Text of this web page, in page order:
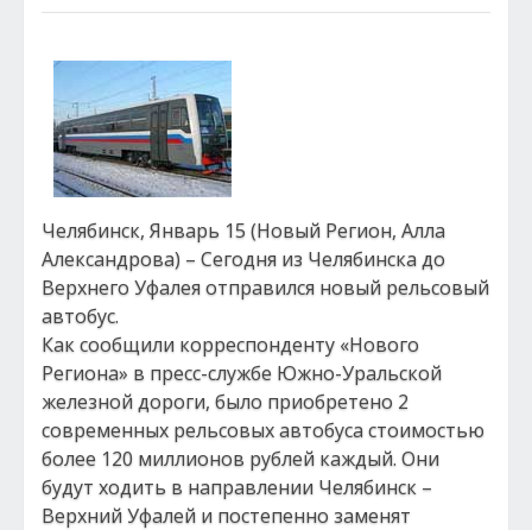
Челябинск, Январь 15 (Новый Регион, Алла
Александрова) – Сегодня из Челябинска до
Верхнего Уфалея отправился новый рельсовый
автобус.
Как сообщили корреспонденту «Нового
Региона» в пресс-службе Южно-Уральской
железной дороги, было приобретено 2
современных рельсовых автобуса стоимостью
более 120 миллионов рублей каждый. Они
будут ходить в направлении Челябинск –
Верхний Уфалей и постепенно заменят